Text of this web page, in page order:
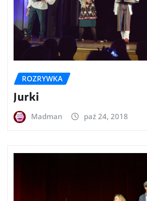
ROZRYWKA
Jurki
Madman paź 24, 2018